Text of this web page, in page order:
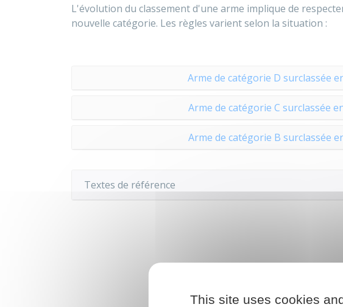
L'évolution du classement d'une arme implique de
nouvelle catégorie. Les règles varient selon la situation :
Arme de catégorie D surclassée
Arme de catégorie C surclassée
Arme de catégorie B surclassée
Textes de référence
This site uses cookies